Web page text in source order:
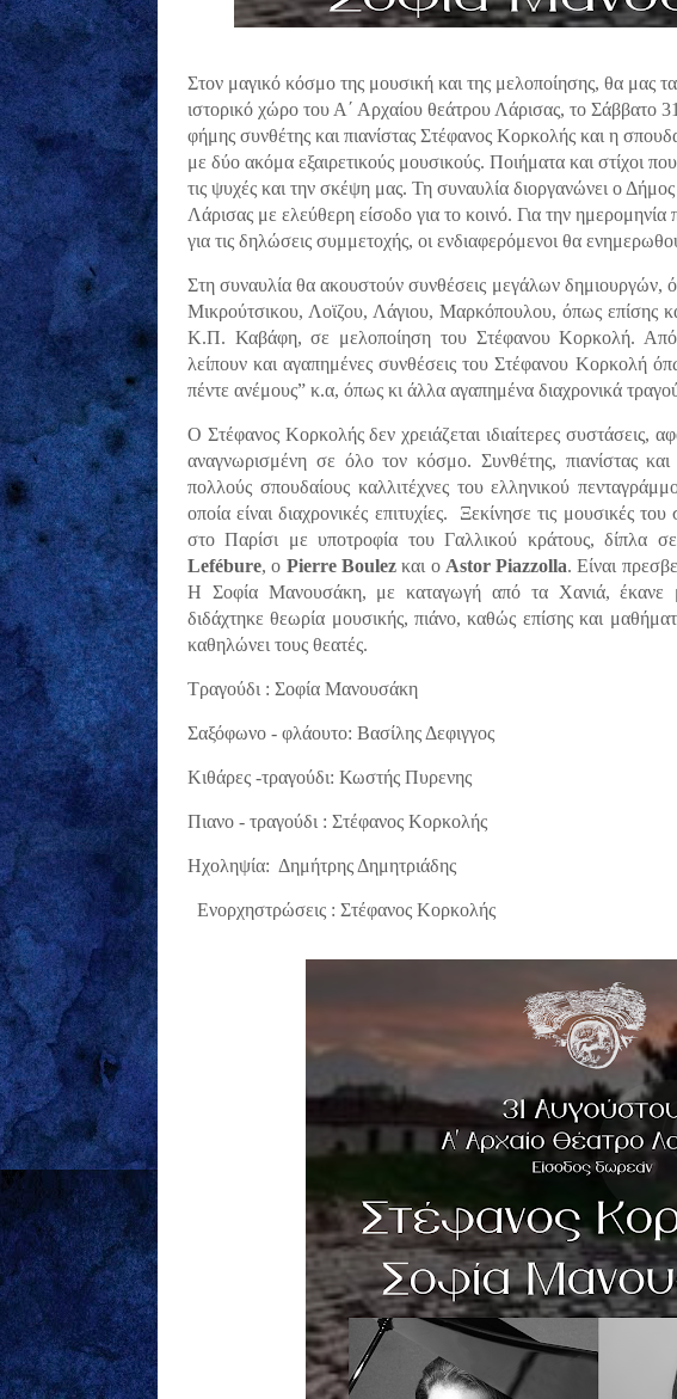
Στον μαγικό κόσμο της μουσική και της μελοποίησης, θα μας
ιστορικό χώρο του Α΄ Αρχαίου θεάτρου Λάρισας, το Σάββατο
φήμης συνθέτης και πιανίστας Στέφανος Κορκολής και η
με δύο ακόμα εξαιρετικούς μουσικούς. Ποιήματα και στίχοι
τις ψυχές και την σκέψη μας. Τη συναυλία διοργανώνει ο
Λάρισας με ελεύθερη είσοδο για το κοινό. Για την
για τις δηλώσεις συμμετοχής, οι ενδιαφερόμενοι θα
Στη συναυλία θα ακουστούν συνθέσεις μεγάλων
Μικρούτσικου, Λοϊζου, Λάγιου, Μαρκόπουλου, όπως επίσης
Κ.Π. Καβάφη, σε μελοποίηση του Στέφανου Κορκολή.
λείπουν και αγαπημένες συνθέσεις του Στέφανου Κορκολή
πέντε ανέμους” κ.α, όπως κι άλλα αγαπημένα διαχρονικά
Ο Στέφανος Κορκολής δεν χρειάζεται ιδιαίτερες συστάσεις,
αναγνωρισμένη σε όλο τον κόσμο. Συνθέτης, πιανίστας
πολλούς σπουδαίους καλλιτέχνες του ελληνικού
οποία είναι διαχρονικές επιτυχίες.
Ξεκίνησε τις μουσικές
στο Παρίσι με υποτροφία του Γαλλικού κράτους, δίπλα
Lefébure, ο Pierre Boulezκαι ο Astor Piazzolla. Είναι
Η Σοφία Μανουσάκη, με καταγωγή από τα Χανιά, έκανε
διδάχτηκε θεωρία μουσικής, πιάνο, καθώς επίσης και
καθηλώνει τους θεατές.
Τραγούδι : Σοφία Μανουσάκη
Σαξόφωνο - φλάουτο: Βασίλης Δεφιγγος
Κιθάρες -τραγούδι: Κωστής Πυρενης
Πιανο - τραγούδι : Στέφανος Κορκολής
Ηχοληψία: Δημήτρης Δημητριάδης
Ενορχηστρώσεις : Στέφανος Κορκολής